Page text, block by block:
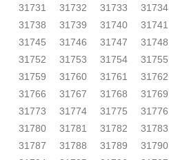
31731
31732 31733 31734
31738
31739 31740 31741
31745
31746 31747 31748
31752
31753 31754 31755
31759
31760 31761 31762
31766
31767 31768 31769
31773
31774 31775 31776
31780
31781 31782 31783
31787
31788 31789 31790